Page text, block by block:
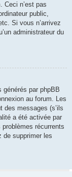
Ceci n’est pas
public,
Si vous n’arrivez
administrateur du
générés par phpBB
au forum. Les
des messages (s’ils
a été activée par
récurrents
de supprimer les